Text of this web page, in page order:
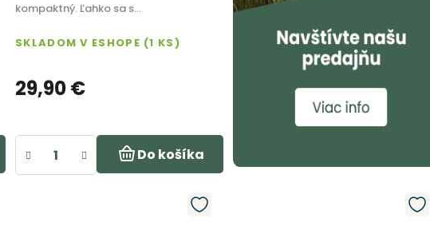
kompaktný. Ľahko sa s...
SKLADOM V ESHOPE (1 KS)
29,90 €
Do košíka